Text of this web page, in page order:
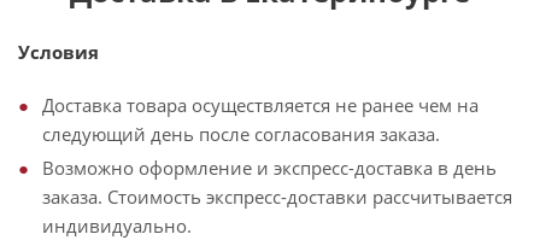
Условия
Доставка товара осуществляется не ранее чем на
следующий день после согласования заказа.
Возможно оформление и экспресс-доставка в день
заказа. Стоимость экспресс-доставки рассчитывается
индивидуально.